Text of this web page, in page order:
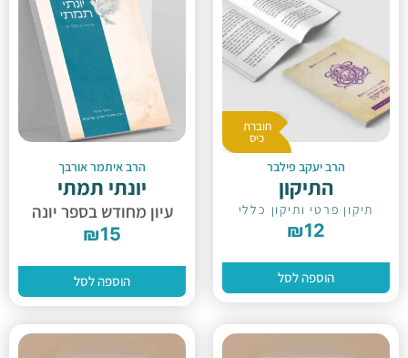
חוברת
כיס
הרב יעקב פילבר
התיקון
תיקון פרטי ותיקון כללי
₪12
הוספה לסל
הרב איתמר אורבך
יונתי תמתי
עיון מחודש בספר יונה
₪15
הוספה לסל